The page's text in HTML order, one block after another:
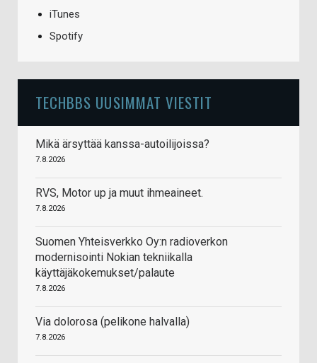
iTunes
Spotify
TECHBBS UUSIMMAT VIESTIT
Mikä ärsyttää kanssa-autoilijoissa?
7.8.2026
RVS, Motor up ja muut ihmeaineet.
7.8.2026
Suomen Yhteisverkko Oy:n radioverkon
modernisointi Nokian tekniikalla
käyttäjäkokemukset/palaute
7.8.2026
Via dolorosa (pelikone halvalla)
7.8.2026